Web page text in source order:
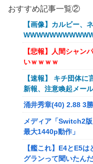
【画像】令和最新版
刺さりまくりw w w w
オワコン扱いされて
る利益を生み出して
【爆笑ｗ】バッグひ
る！
【動画】新型のさす
メディア「Switch2版
最大1440p動作」
【艦これ】E4とE5は
グランって聞いたん
【艦これ】今から提
おすすめ記事一覧②
【画像】カルビー、
【悲報】人間シャン
いｗｗｗｗ
【速報】 キチ団体
新報、注意喚起メー
涌井秀章(40) 2.88 3
メディア「Switch2
最大1440p動作」
【艦これ】E4とE5
グランって聞いたん